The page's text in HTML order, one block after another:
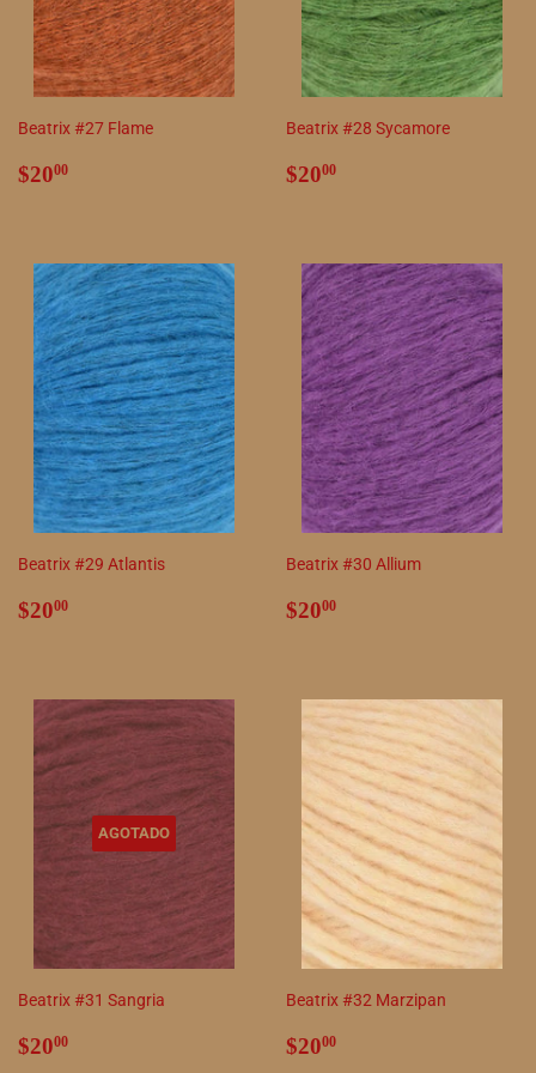
Beatrix #27 Flame
Precio
$2000
Beatrix #28 Sycamore
Precio
$2000
Beatrix #29 Atlantis
Precio
$2000
Beatrix #30 Allium
Precio
$2000
AGOTADO
Beatrix #31 Sangria
Precio
$2000
Beatrix #32 Marzipan
Precio
$2000